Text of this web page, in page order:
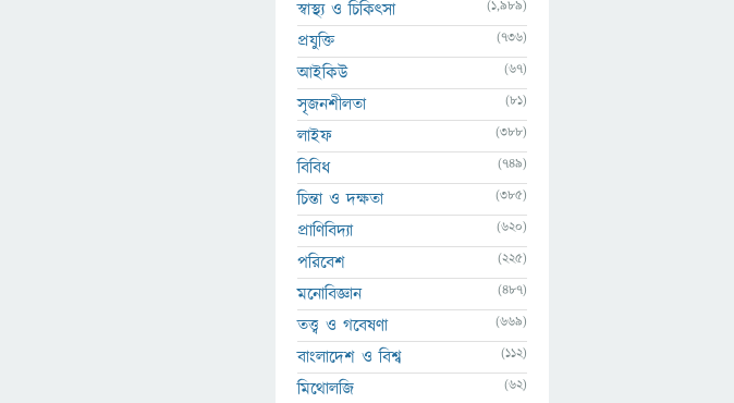
স্বাস্থ্য ও চিকিৎসা (1,989)
প্রযুক্তি (736)
আইকিউ (67)
সৃজনশীলতা (81)
লাইফ (388)
বিবিধ (749)
চিন্তা ও দক্ষতা (385)
প্রাণিবিদ্যা (620)
পরিবেশ (225)
মনোবিজ্ঞান (487)
তত্ত্ব ও গবেষণা (669)
বাংলাদেশ ও বিশ্ব (112)
মিথোলজি (62)